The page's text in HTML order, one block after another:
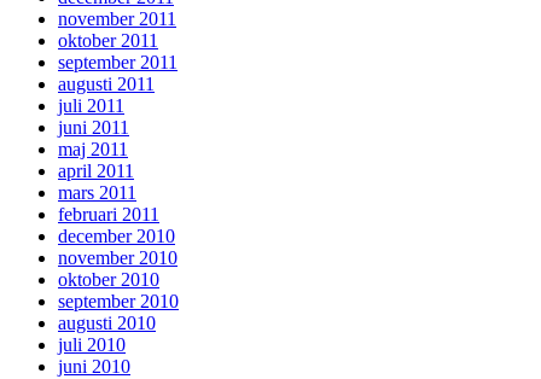
november 2011
oktober 2011
september 2011
augusti 2011
juli 2011
juni 2011
maj 2011
april 2011
mars 2011
februari 2011
december 2010
november 2010
oktober 2010
september 2010
augusti 2010
juli 2010
juni 2010